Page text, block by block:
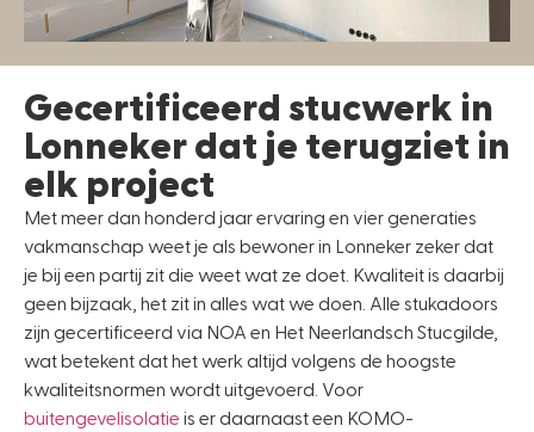
Gecertificeerd stucwerk in
Lonneker dat je terugziet in
elk project
Met meer dan honderd jaar ervaring en vier generaties
vakmanschap weet je als bewoner in Lonneker zeker dat
je bij een partij zit die weet wat ze doet. Kwaliteit is daarbij
geen bijzaak, het zit in alles wat we doen. Alle stukadoors
zijn gecertificeerd via NOA en Het Neerlandsch Stucgilde,
wat betekent dat het werk altijd volgens de hoogste
kwaliteitsnormen wordt uitgevoerd. Voor
buitengevelisolatie is er daarnaast een KOMO-